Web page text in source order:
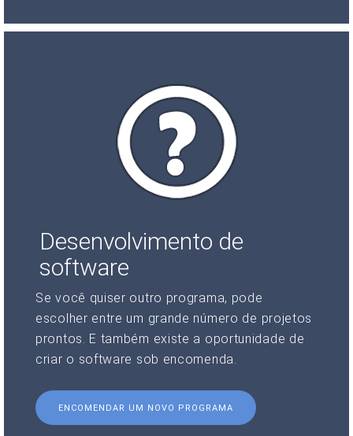
Desenvolvimento de
software
Se você quiser outro programa, pode
escolher entre um grande número de projetos
prontos. E também existe a oportunidade de
criar o software sob encomenda.
ENCOMENDAR UM NOVO PROGRAMA